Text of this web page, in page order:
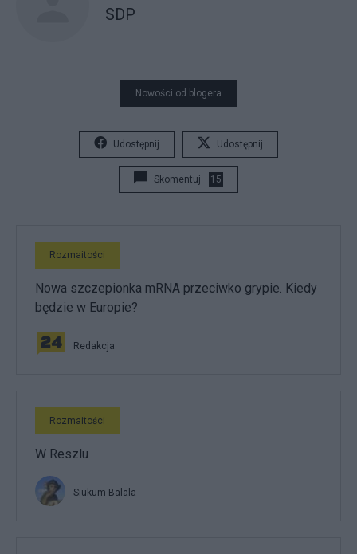
SDP
Nowości od blogera
Udostępnij Udostępnij
Skomentuj 15
Rozmaitości
Nowa szczepionka mRNA przeciwko grypie. Kiedy
będzie w Europie?
Redakcja
Rozmaitości
W Reszlu
Siukum Balala